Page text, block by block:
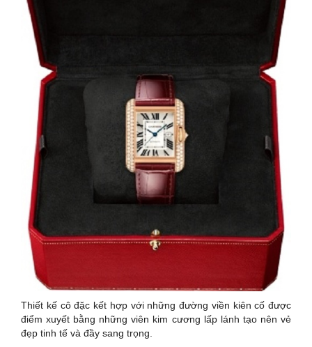
Thiết kế cô đặc kết hợp với những đường viền kiên cố được
điểm xuyết bằng những viên kim cương lấp lánh tạo nên vẻ
đẹp tinh tế và đầy sang trọng.